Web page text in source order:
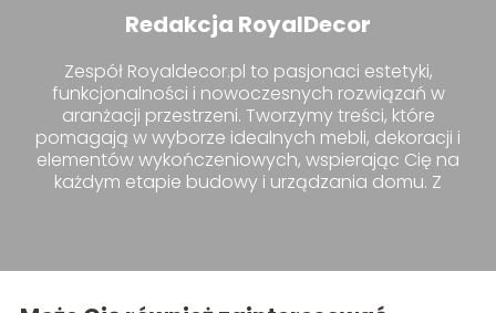
Redakcja RoyalDecor
Zespół Royaldecor.pl to pasjonaci estetyki,
funkcjonalności i nowoczesnych rozwiązań w
aranżacji przestrzeni. Tworzymy treści, które
pomagają w wyborze idealnych mebli, dekoracji i
elementów wykończeniowych, wspierając Cię na
każdym etapie budowy i urządzania domu. Z